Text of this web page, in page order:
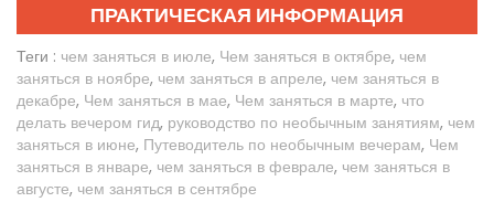
ПРАКТИЧЕСКАЯ ИНФОРМАЦИЯ
Теги : чем заняться в июле, Чем заняться в октябре, чем
заняться в ноябре, чем заняться в апреле, чем заняться в
декабре, Чем заняться в мае, Чем заняться в марте, что
делать вечером гид, руководство по необычным занятиям, чем
заняться в июне, Путеводитель по необычным вечерам, Чем
заняться в январе, чем заняться в феврале, чем заняться в
августе, чем заняться в сентябре